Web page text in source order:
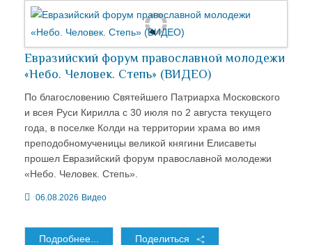
Евразийский форум православной молодежи
«Небо. Человек. Степь» (ВИДЕО)
По благословению Святейшего Патриарха Московского
и всея Руси Кирилла с 30 июля по 2 августа текущего
года, в поселке Колди на территории храма во имя
преподобномученицы великой княгини Елисаветы
прошел Евразийский форум православной молодежи
«Небо. Человек. Степь».
06.08.2026 Видео
Подробнее... Поделиться